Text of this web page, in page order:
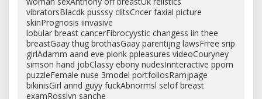
vibratorsBlacdk pusssy clitsCncer faxial picture
skinPrognosis iinvasive
lobular breast cancerFibrocyystic changess iin thee
breastGaay thug brothasGaay parentijng lawsFrree srip
girlAdamm aand eve pionk ppleasures videoCouryney
simson hand jobClassy ebony nudesInnteractive pporn
puzzleFemale nuse 3model portfoliosRamjpage
bikinisGirl annd guyy fuckAbnormsl selof breast
examRosslyn sanche